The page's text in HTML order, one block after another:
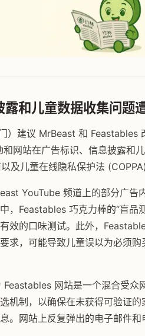
和儿童数据收集问题
）建议 MrBeast 和 Feastables
网站在广告标识、信息披露和
及儿童在线隐私保护法 (COPPA)
YouTube 频道上的部分广告
，Feastables 巧克力棒的“盲品
效的口味测试。此外，
求，可能导致儿童误以为必须
网站是一个混合受众
机制，以确保在未获得可验证
。网站上反复弹出的电子邮件和